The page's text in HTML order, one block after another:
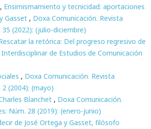
Ensimismamiento y tecnicidad: aportaciones
Gasset , Doxa Comunicación. Revista
(2022): (julio-diciembre)
la retórica: Del progreso regresivo de
de Estudios de Comunicación
, Doxa Comunicación. Revista
(2004): (mayo)
Blanchet , Doxa Comunicación.
Núm. 28 (2019): (enero-junio)
de José Ortega y Gasset, filósofo